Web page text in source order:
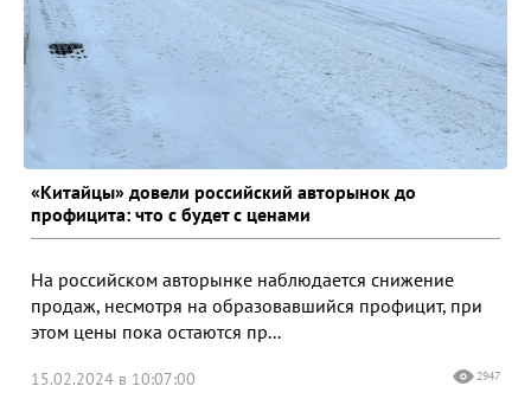
«Китайцы» довели российский авторынок до
профицита: что с будет с ценами
На российском авторынке наблюдается снижение
продаж, несмотря на образовавшийся профицит, при
этом цены пока остаются пр...
15.02.2024 в 10:07:00 2947